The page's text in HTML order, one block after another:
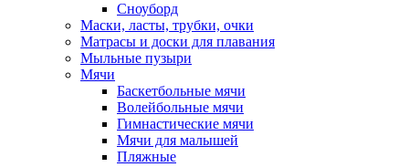
Сноуборд
Маски, ласты, трубки, очки
Матрасы и доски для плавания
Мыльные пузыри
Мячи
Баскетбольные мячи
Волейбольные мячи
Гимнастические мячи
Мячи для малышей
Пляжные